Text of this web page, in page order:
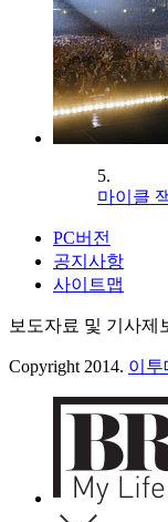
5.
마이클
PC버전
공지사항
사이트맵
보도자료 및 기사제
Copyright 2014. 이투